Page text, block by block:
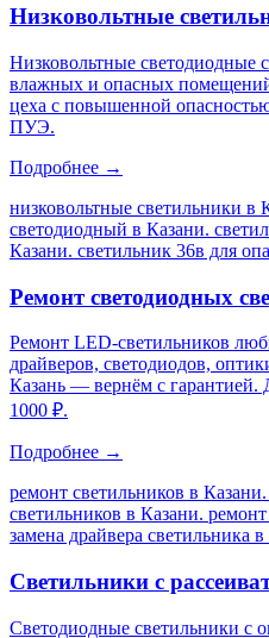
Низковольтные
Низковольтные светодиодные
влажных и опасных
цеха с повышенной
ПУЭ.
Подробнее →
низковольтные светильники в
светодиодный в Казани.
Казани. светильник 36в для
Ремонт светодиодных
Ремонт LED-светильников
драйверов, светодиодов,
Казань — вернём с гарантией.
1000 ₽.
Подробнее →
ремонт светильников в
светильников в Казани.
замена драйвера светильника
Светильники с
Светодиодные светильники с